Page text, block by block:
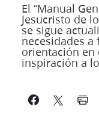
El “Manual
Jesucristo de
se sigue
necesidades
orientación
inspiración a